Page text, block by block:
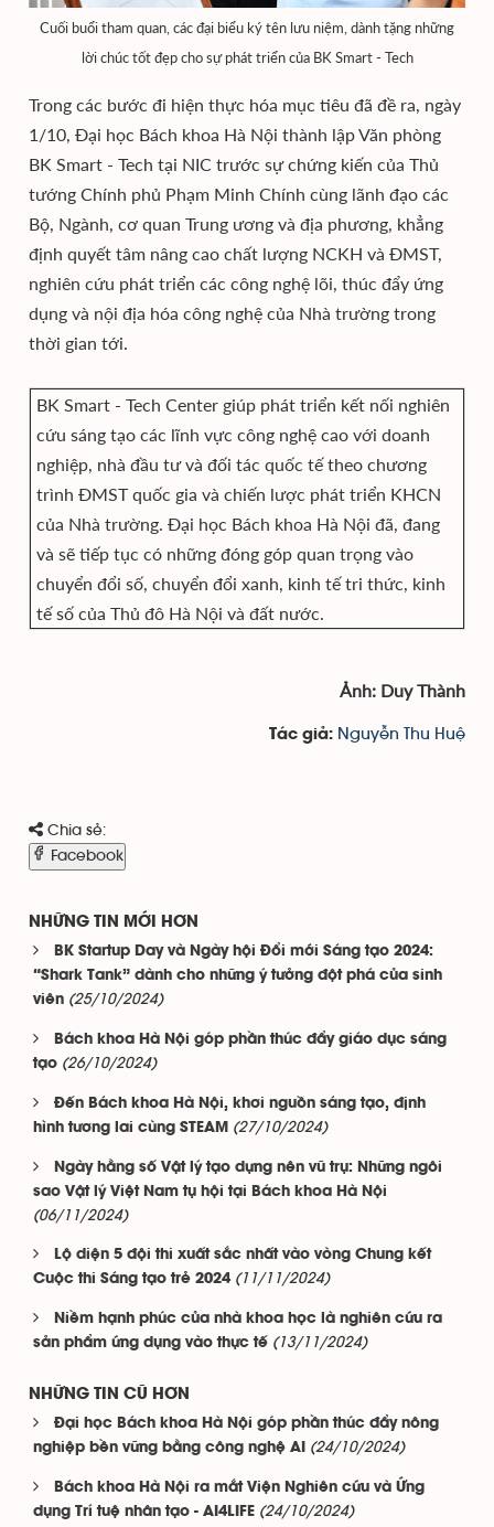
Cuối buổi tham quan, các đại biểu ký tên lưu niệm, dành tặng những
lời chúc tốt đẹp cho sự phát triển của BK Smart - Tech
Trong các bước đi hiện thực hóa mục tiêu đã đề ra, ngày
1/10, Đại học Bách khoa Hà Nội thành lập Văn phòng
BK Smart - Tech tại NIC trước sự chứng kiến của Thủ
tướng Chính phủ Phạm Minh Chính cùng lãnh đạo các
Bộ, Ngành, cơ quan Trung ương và địa phương, khẳng
định quyết tâm nâng cao chất lượng NCKH và ĐMST,
nghiên cứu phát triển các công nghệ lõi, thúc đẩy ứng
dụng và nội địa hóa công nghệ của Nhà trường trong
thời gian tới.
BK Smart - Tech Center giúp phát triển kết nối nghiên
cứu sáng tạo các lĩnh vực công nghệ cao với doanh
nghiệp, nhà đầu tư và đối tác quốc tế theo chương
trình ĐMST quốc gia và chiến lược phát triển KHCN
của Nhà trường. Đại học Bách khoa Hà Nội đã, đang
và sẽ tiếp tục có những đóng góp quan trọng vào
chuyển đổi số, chuyển đổi xanh, kinh tế tri thức, kinh
tế số của Thủ đô Hà Nội và đất nước.
Ảnh: Duy Thành
Tác giả: Nguyễn Thu Huệ
Chia sẻ:
Facebook
NHỮNG TIN MỚI HƠN
BK Startup Day và Ngày hội Đổi mới Sáng tạo 2024:
“Shark Tank” dành cho những ý tưởng đột phá của sinh
viên (25/10/2024)
Bách khoa Hà Nội góp phần thúc đẩy giáo dục sáng
tạo (26/10/2024)
Đến Bách khoa Hà Nội, khơi nguồn sáng tạo, định
hình tương lai cùng STEAM (27/10/2024)
Ngày hằng số Vật lý tạo dựng nên vũ trụ: Những ngôi
sao Vật lý Việt Nam tụ hội tại Bách khoa Hà Nội
(06/11/2024)
Lộ diện 5 đội thi xuất sắc nhất vào vòng Chung kết
Cuộc thi Sáng tạo trẻ 2024 (11/11/2024)
Niềm hạnh phúc của nhà khoa học là nghiên cứu ra
sản phẩm ứng dụng vào thực tế (13/11/2024)
NHỮNG TIN CŨ HƠN
Đại học Bách khoa Hà Nội góp phần thúc đẩy nông
nghiệp bền vững bằng công nghệ AI
(24/10/2024)
Bách khoa Hà Nội ra mắt Viện Nghiên cứu và Ứng
dụng Trí tuệ nhân tạo - AI4LIFE (24/10/2024)